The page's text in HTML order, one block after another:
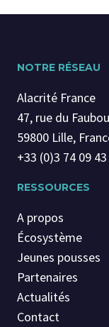
NOTRE RÉSEAU
Alacrité France
47, rue du
59800 Lille,
+33 (0)3 74 09
RESSOURCES
A propos
Écosystème
Jeunes pousses
Partenaires
Actualités
Contact